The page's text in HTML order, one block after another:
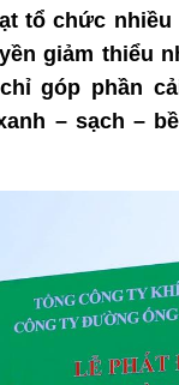
tổ chức
giảm thiểu
góp phần
– sạch –